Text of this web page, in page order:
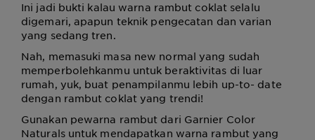
Ini jadi bukti kalau warna rambut coklat selalu
digemari, apapun teknik pengecatan dan varian
yang sedang tren.
Nah, memasuki masa new normal yang sudah
memperbolehkanmu untuk beraktivitas di luar
rumah, yuk, buat penampilanmu lebih up-to- date
dengan rambut coklat yang trendi!
Gunakan pewarna rambut dari Garnier Color
Naturals untuk mendapatkan warna rambut yang